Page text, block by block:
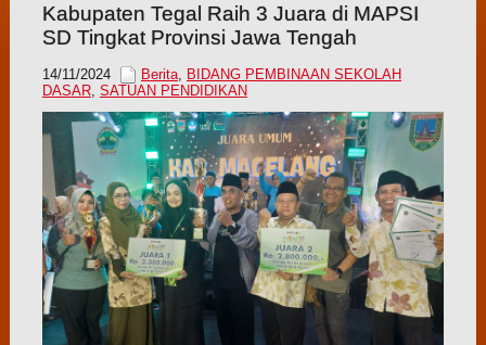
Kabupaten Tegal Raih 3 Juara di MAPSI
SD Tingkat Provinsi Jawa Tengah
14/11/2024 Berita,
BIDANG PEMBINAAN SEKOLAH
DASAR, SATUAN PENDIDIKAN